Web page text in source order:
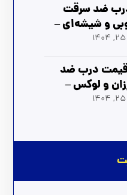
ضد سرقت
و شیشه‌ای –
بهترین
قیمت درب ضد
و لوکس –
برای شما